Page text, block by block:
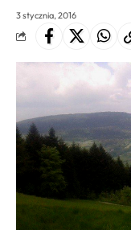
3 stycznia, 2016